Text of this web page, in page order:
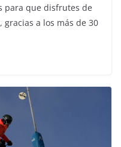
para que disfrutes de
a los más de 30